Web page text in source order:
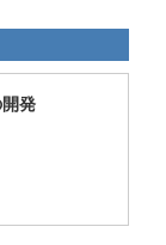
発